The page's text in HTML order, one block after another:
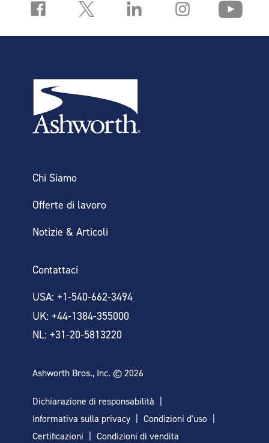
Chi Siamo
Offerte di lavoro
Notizie & Articoli
Contattaci
USA: +1-540-662-3494
UK: +44-1384-355000
NL: +31-20-5813220
Ashworth Bros., Inc. © 2026
Dichiarazione di responsabilità
Informativa sulla privacy
Condizioni d'uso
Certificazioni
Condizioni di vendita